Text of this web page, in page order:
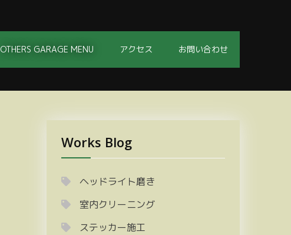
OTHERS GARAGE MENU アクセス お問い合わせ
Works Blog
ヘッドライト磨き
室内クリーニング
ステッカー施工